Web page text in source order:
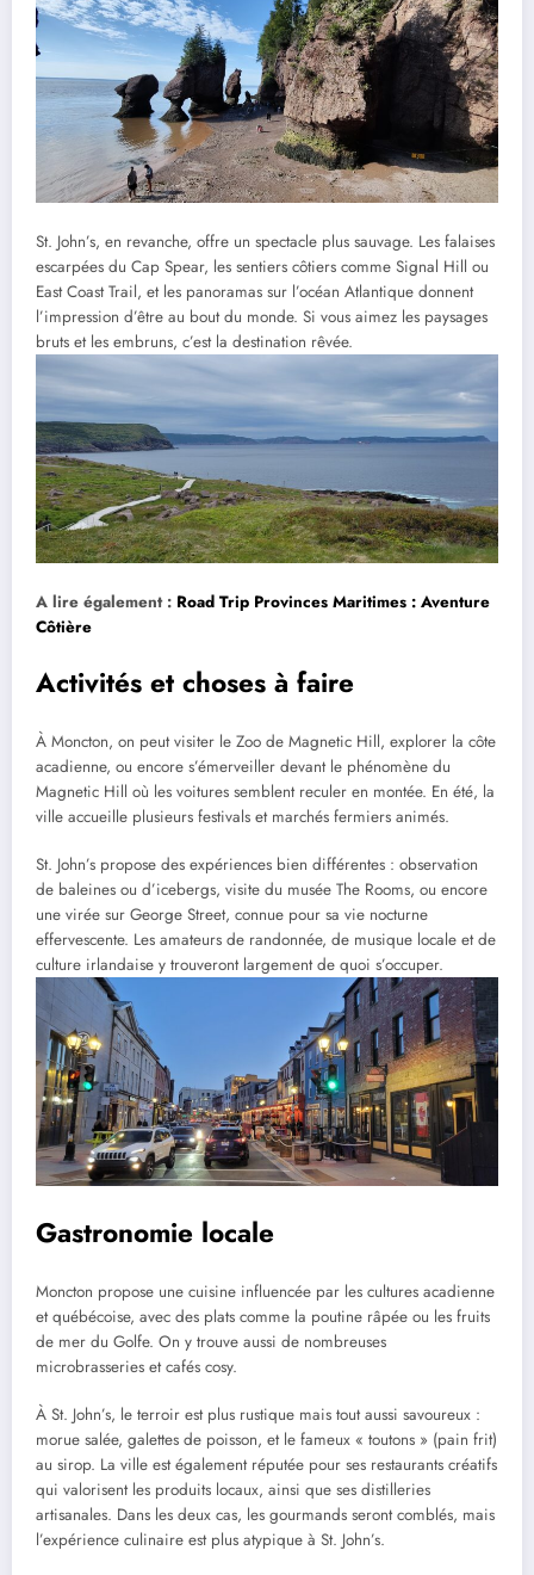
St. John’s, en revanche, offre un spectacle plus sauvage. Les falaises
escarpées du Cap Spear, les sentiers côtiers comme Signal Hill ou
East Coast Trail, et les panoramas sur l’océan Atlantique donnent
l’impression d’être au bout du monde. Si vous aimez les paysages
bruts et les embruns, c’est la destination rêvée.
A lire également : Road Trip Provinces Maritimes : Aventure
Côtière
Activités et choses à faire
À Moncton, on peut visiter le Zoo de Magnetic Hill, explorer la côte
acadienne, ou encore s’émerveiller devant le phénomène du
Magnetic Hill où les voitures semblent reculer en montée. En été, la
ville accueille plusieurs festivals et marchés fermiers animés.
St. John’s propose des expériences bien différentes : observation
de baleines ou d’icebergs, visite du musée The Rooms, ou encore
une virée sur George Street, connue pour sa vie nocturne
effervescente. Les amateurs de randonnée, de musique locale et de
culture irlandaise y trouveront largement de quoi s’occuper.
Gastronomie locale
Moncton propose une cuisine influencée par les cultures acadienne
et québécoise, avec des plats comme la poutine râpée ou les fruits
de mer du Golfe. On y trouve aussi de nombreuses
microbrasseries et cafés cosy.
À St. John’s, le terroir est plus rustique mais tout aussi savoureux :
morue salée, galettes de poisson, et le fameux « toutons » (pain frit)
au sirop. La ville est également réputée pour ses restaurants créatifs
qui valorisent les produits locaux, ainsi que ses distilleries
artisanales. Dans les deux cas, les gourmands seront comblés, mais
l’expérience culinaire est plus atypique à St. John’s.